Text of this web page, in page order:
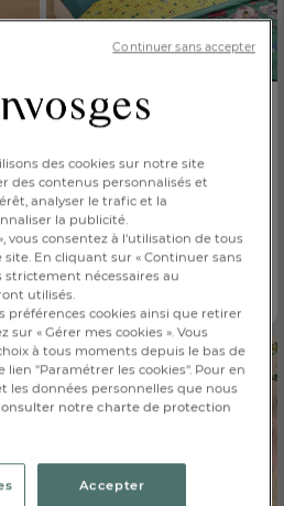
€
Nathalie Lété -
enfant
65x65cm
65x65cm
19,00 €
1 AJOUTER
En savoir plus
des cookies sur notre site
des contenus personnalisés et
analyser le trafic et la
la publicité.
vous consentez à l'utilisation de tous
site. En cliquant sur « Continuer sans
strictement nécessaires au
utilisés.
préférences cookies ainsi que retirer
« Gérer mes cookies ». Vous
à tous moments depuis le bas de
"Paramétrer les cookies". Pour en
les données personnelles que nous
notre charte de protection
Accepter
Continuer sans accepter